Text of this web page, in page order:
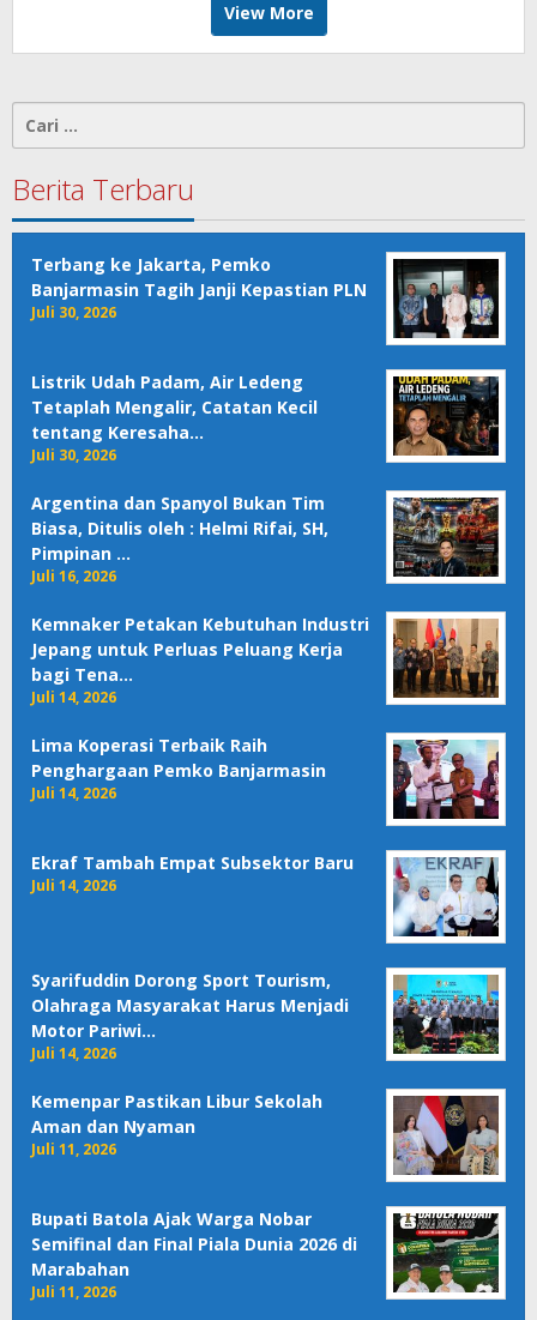
View More
Cari
Berita Terbaru
Terbang ke Jakarta, Pemko
Banjarmasin Tagih Janji Kepastian PLN
Juli 30, 2026
Listrik Udah Padam, Air Ledeng
Tetaplah Mengalir, Catatan Kecil
tentang Keresaha…
Juli 30, 2026
Argentina dan Spanyol Bukan Tim
Biasa, Ditulis oleh : Helmi Rifai, SH,
Pimpinan …
Juli 16, 2026
Kemnaker Petakan Kebutuhan Industri
Jepang untuk Perluas Peluang Kerja
bagi Tena…
Juli 14, 2026
Lima Koperasi Terbaik Raih
Penghargaan Pemko Banjarmasin
Juli 14, 2026
Ekraf Tambah Empat Subsektor Baru
Juli 14, 2026
Syarifuddin Dorong Sport Tourism,
Olahraga Masyarakat Harus Menjadi
Motor Pariwi…
Juli 14, 2026
Kemenpar Pastikan Libur Sekolah
Aman dan Nyaman
Juli 11, 2026
Bupati Batola Ajak Warga Nobar
Semifinal dan Final Piala Dunia 2026 di
Marabahan
Juli 11, 2026